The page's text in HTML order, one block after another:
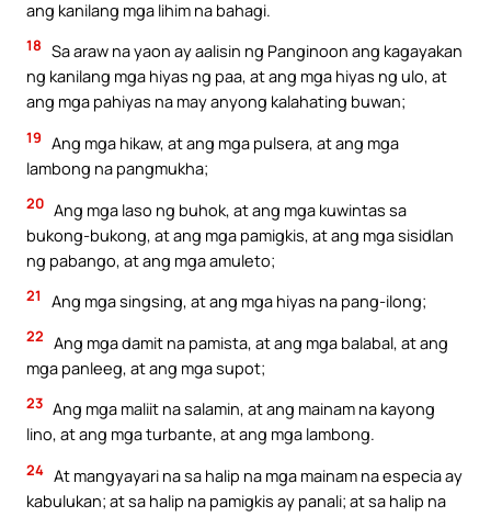
ang kanilang mga lihim na bahagi.
18 Sa araw na yaon ay aalisin ng Panginoon ang kagayakan
ng kanilang mga hiyas ng paa, at ang mga hiyas ng ulo, at
ang mga pahiyas na may anyong kalahating buwan;
19 Ang mga hikaw, at ang mga pulsera, at ang mga
lambong na pangmukha;
20 Ang mga laso ng buhok, at ang mga kuwintas sa
bukong-bukong, at ang mga pamigkis, at ang mga sisidlan
ng pabango, at ang mga amuleto;
21 Ang mga singsing, at ang mga hiyas na pang-ilong;
22 Ang mga damit na pamista, at ang mga balabal, at ang
mga panleeg, at ang mga supot;
23 Ang mga maliit na salamin, at ang mainam na kayong
lino, at ang mga turbante, at ang mga lambong.
24 At mangyayari na sa halip na mga mainam na especia ay
kabulukan; at sa halip na pamigkis ay panali; at sa halip na